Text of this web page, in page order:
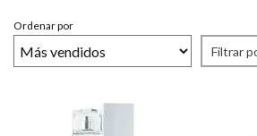
Ordenar por
Filtrar